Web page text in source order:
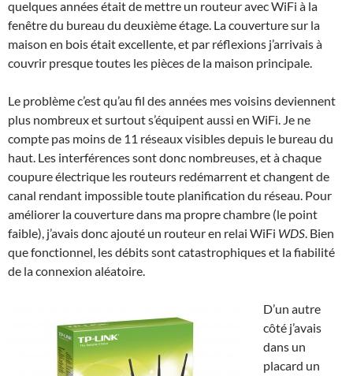
quelques années était de mettre un routeur avec WiFi à la
fenêtre du bureau du deuxième étage. La couverture sur la
maison en bois était excellente, et par réflexions j’arrivais à
couvrir presque toutes les pièces de la maison principale.
Le problème c’est qu’au fil des années mes voisins deviennent
plus nombreux et surtout s’équipent aussi en WiFi. Je ne
compte pas moins de 11 réseaux visibles depuis le bureau du
haut. Les interférences sont donc nombreuses, et à chaque
coupure électrique les routeurs redémarrent et changent de
canal rendant impossible toute planification du réseau. Pour
améliorer la couverture dans ma propre chambre (le point
faible), j’avais donc ajouté un routeur en relai WiFi WDS. Bien
que fonctionnel, les débits sont catastrophiques et la fiabilité
de la connexion aléatoire.
D’un autre
côté j’avais
dans un
placard un